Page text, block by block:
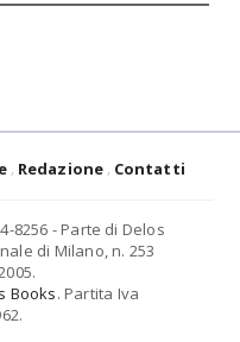
Redazione Contatti
8256 - Parte di Delos
di Milano, n. 253
Books. Partita Iva